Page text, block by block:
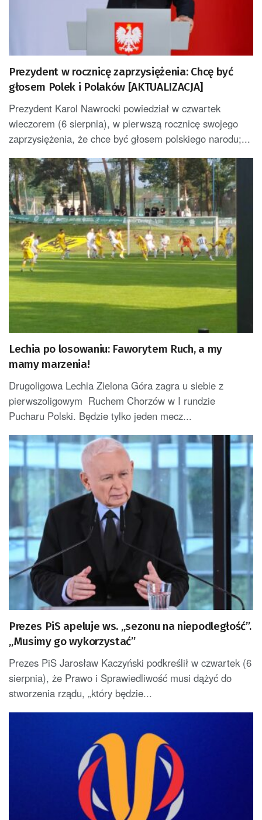
Prezydent w rocznicę zaprzysiężenia: Chcę być
głosem Polek i Polaków [AKTUALIZACJA]
Prezydent Karol Nawrocki powiedział w czwartek
wieczorem (6 sierpnia), w pierwszą rocznicę swojego
zaprzysiężenia, że chce być głosem polskiego narodu;...
Lechia po losowaniu: Faworytem Ruch, a my
mamy marzenia!
Drugoligowa Lechia Zielona Góra zagra u siebie z
pierwszoligowym Ruchem Chorzów w I rundzie
Pucharu Polski. Będzie tylko jeden mecz...
Prezes PiS apeluje ws. „sezonu na niepodległość”.
„Musimy go wykorzystać”
Prezes PiS Jarosław Kaczyński podkreślił w czwartek (6
sierpnia), że Prawo i Sprawiedliwość musi dążyć do
stworzenia rządu, „który będzie...